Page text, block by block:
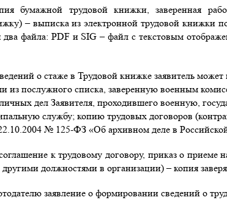
бумажной трудовой книжки, заверенная
– выписка из электронной трудовой
два файла: PDF и SIG – файл с текстовым
о стаже в Трудовой книжке заявитель
из послужного списка, заверенную военным
дел Заявителя, проходившего военную,
службу; копию трудовых договоров
№ 125-ФЗ «Об архивном деле в
к трудовому договору, приказ о приеме
должностями в организации) – копия
заявление о формировании сведений о